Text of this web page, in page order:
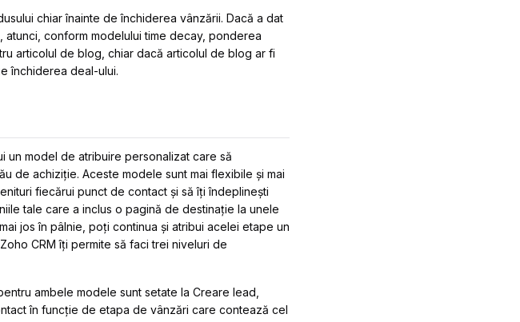
chiar înainte de închiderea vânzării. Dacă a dat
conform modelului time decay, ponderea
articolul de blog, chiar dacă articolul de blog ar fi
închiderea deal-ului.
model de atribuire personalizat care să
de achiziție. Aceste modele sunt mai flexibile și mai
fiecărui punct de contact și să îți îndeplinești
tale care a inclus o pagină de destinație la unele
jos în pâlnie, poți continua și atribui acelei etape un
CRM îți permite să faci trei niveluri de
ambele modele sunt setate la Creare lead,
în funcție de etapa de vânzări care contează cel